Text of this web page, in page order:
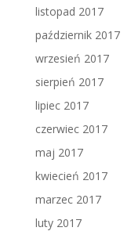
listopad 2017
październik 2017
wrzesień 2017
sierpień 2017
lipiec 2017
czerwiec 2017
maj 2017
kwiecień 2017
marzec 2017
luty 2017